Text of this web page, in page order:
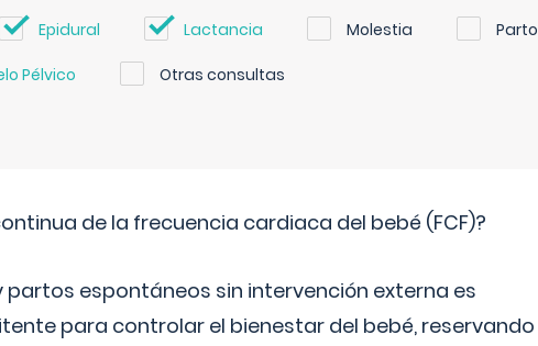
Epidural Lactancia Molestia Parto
Pélvico Otras consultas
de la frecuencia cardiaca del bebé (FCF)?
espontáneos sin intervención externa es
para controlar el bienestar del bebé, reservando